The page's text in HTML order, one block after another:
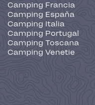
Camping Francia
Camping España
Camping Italia
Camping Portugal
Camping Toscana
Camping Venetie